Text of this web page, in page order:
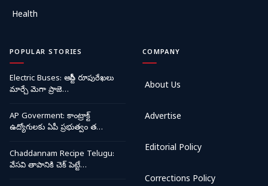
Health
POPULAR STORIES
Electric Buses: ఆర్టీసీ రూపురేఖలు
మార్చే మెగా ప్రాజె…
AP Goverment: కాంట్రాక్ట్
ఉద్యోగులకు ఏపీ ప్రభుత్వం త…
Chaddannam Recipe Telugu:
వేసవి తాపానికి చెక్ పెట్టే…
COMPANY
About Us
Advertise
Editorial Policy
Corrections Policy